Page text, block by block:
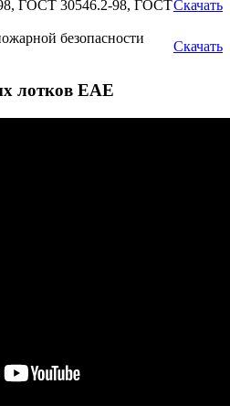
ГОСТ 30546.2-98, ГОСТСкачать
безопасности
Скачать
лотков EAE